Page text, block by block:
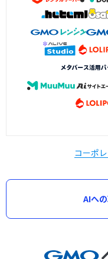
コーポ
AIへ